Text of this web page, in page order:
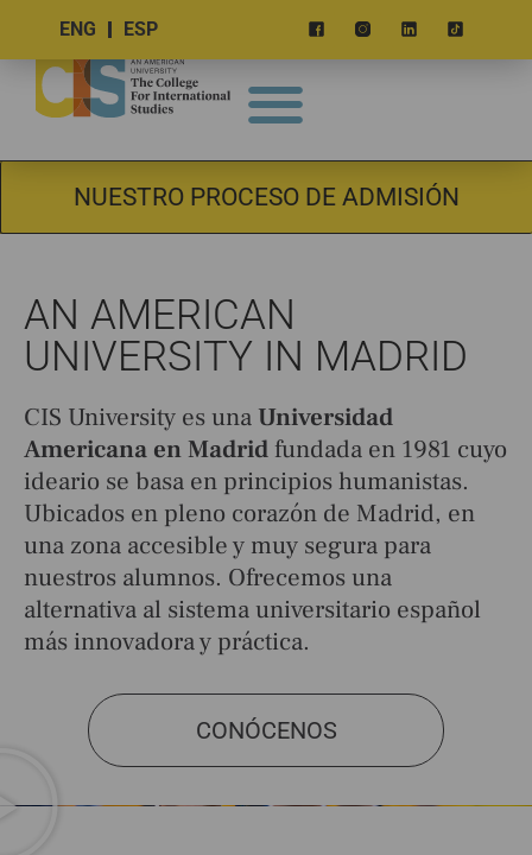
ENG ESP
NUESTRO PROCESO DE ADMISIÓN
AN AMERICAN
UNIVERSITY IN MADRID
CIS University es una Universidad
Americana en Madrid fundada en 1981 cuyo
ideario se basa en principios humanistas.
Ubicados en pleno corazón de Madrid, en
una zona accesible y muy segura para
nuestros alumnos. Ofrecemos una
alternativa al sistema universitario español
más innovadora y práctica.
CONÓCENOS